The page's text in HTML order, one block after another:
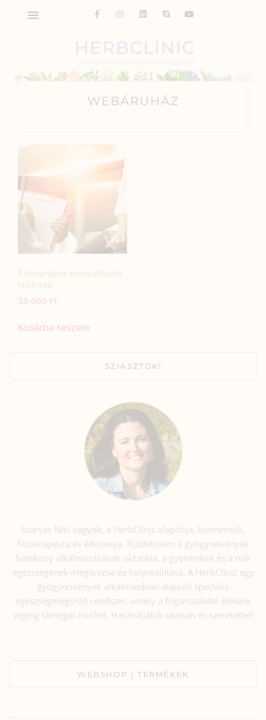
WEBÁRUHÁZ
39.000 Ft
Kosárba teszem
SZIASZTOK!
Szarvas Niki vagyok, a HerbClinic alapítója, biomérnök,
fitoterapeuta és édesanya. Küldetésem a gyógynövények
hatékony alkalmazásának oktatása, a gyermekek és a nők
egészségének megőrzése és helyreállítása. A HerbClinic egy
gyógynövények alkalmazásán alapuló speciális
egészségmegőrző rendszer, amely a fogantatástól életünk
végéig támogat minket. Használjátok okosan és szeretettel!
WEBSHOP | TERMÉKEK